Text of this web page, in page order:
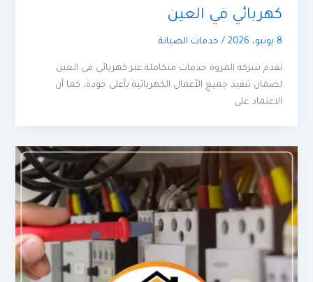
كهربائي في العين
8 يونيو، 2026 / خدمات الصيانة
تقدم شركة المروة خدمات متكاملة عبر كهربائي في العين
لضمان تنفيذ جميع الأعمال الكهربائية بأعلى جودة، كما أن
الاعتماد على